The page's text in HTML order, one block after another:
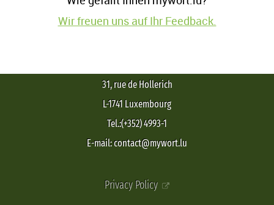
Wir freuen uns auf Ihr Feedback.
31, rue de Hollerich
L-1741 Luxembourg
Tel.:(+352) 4993-1
E-mail: contact@mywort.lu
Privacy Policy